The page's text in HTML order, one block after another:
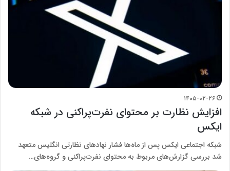
۱۴۰۵-۰۲-۲۶
افزایش نظارت بر محتوای نفرت‌پراکنی در شبکه
ایکس
شبکه اجتماعی ایکس پس از ماه‌ها فشار نهادهای نظارتی انگلیس متعهد
شد بررسی گزارش‌های مربوط به محتوای نفرت‌پراکنی و گروه‌های…